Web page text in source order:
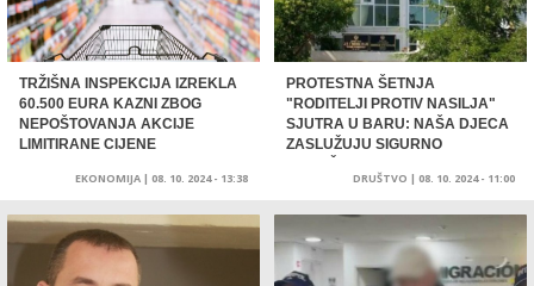
TRŽIŠNA INSPEKCIJA IZREKLA
60.500 EURA KAZNI ZBOG
NEPOŠTOVANJA AKCIJE
LIMITIRANE CIJENE
EKONOMIJA | 08. 10. 2024 - 13:38
PROTESTNA ŠETNJA
"RODITELJI PROTIV NASILJA"
SJUTRA U BARU: NAŠA DJECA
ZASLUŽUJU SIGURNO
DRUŠTVO | 08. 10. 2024 - 11:00